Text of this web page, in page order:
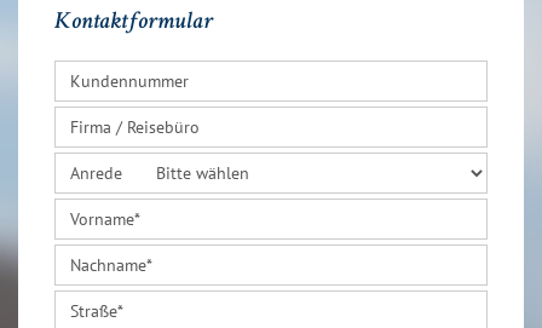
Kontaktformular
Kundennummer
Firma / Reisebüro
Anrede
Vorname*
Nachname*
Straße*